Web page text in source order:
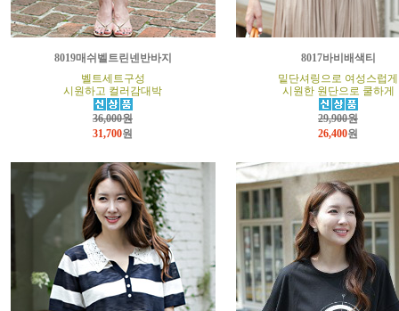
8019매쉬벨트린넨반바지
벨트세트구성
시원하고 컬러감대박
36,000원
31,700원
8017바비배색티
밑단셔링으로 여성스럽게
시원한 원단으로 쿨하게
29,900원
26,400원